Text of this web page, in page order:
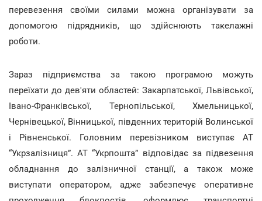
перевезення своїми силами можна організувати за
допомогою підрядників, що здійснюють такелажні
роботи.
Зараз підприємства за такою програмою можуть
переїхати до дев'яти областей: Закарпатської, Львівської,
Івано-Франківської, Тернопільської, Хмельницької,
Чернівецької, Вінницької, південних територій Волинської
і Рівненської. Головним перевізником виступає АТ
“Укрзалізниця”. АТ “Укрпошта” відповідає за підвезення
обладнання до залізничної станції, а також може
виступати оператором, адже забезпечує оперативне